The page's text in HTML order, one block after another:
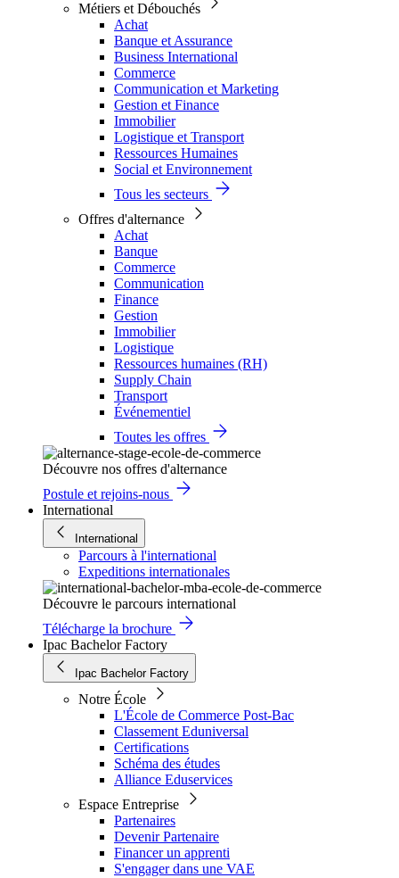
Métiers et Débouchés
Achat
Banque et Assurance
Business International
Commerce
Communication et Marketing
Gestion et Finance
Immobilier
Logistique et Transport
Ressources Humaines
Social et Environnement
Tous les secteurs
Offres d'alternance
Achat
Banque
Commerce
Communication
Finance
Gestion
Immobilier
Logistique
Ressources humaines (RH)
Supply Chain
Transport
Événementiel
Toutes les offres
Découvre nos offres d'alternance
Postule et rejoins-nous
International
International
Parcours à l'international
Expeditions internationales
Découvre le parcours international
Télécharge la brochure
Ipac Bachelor Factory
Ipac Bachelor Factory
Notre École
L'École de Commerce Post-Bac
Classement Eduniversal
Certifications
Schéma des études
Alliance Eduservices
Espace Entreprise
Partenaires
Devenir Partenaire
Financer un apprenti
S'engager dans une VAE